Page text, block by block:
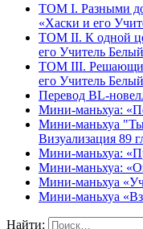
ТОМ I. Разными
«Хаски и его
ТОМ II. К одной
его Учитель
ТОМ III.
его Учитель
Перевод BL-
Мини-маньхуа:
Мини-маньхуа
Визуализация 89
Мини-маньхуа:
Мини-маньхуа:
Мини-маньхуа
Мини-маньхуа
Найти: